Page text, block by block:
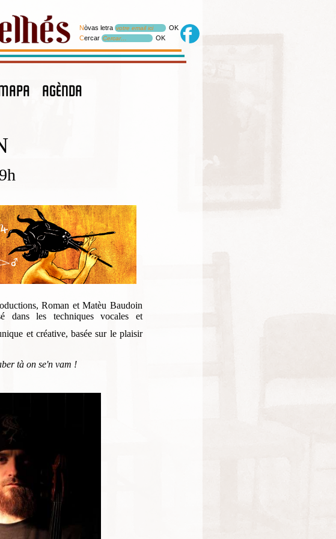
Nòvas letra votre email ici
OK
Cercar Cercar… OK
MAPA agènda
Roman et Matèu Baudoin
dans les techniques vocales et
et créative, basée sur le plaisir
tà on se'n vam !